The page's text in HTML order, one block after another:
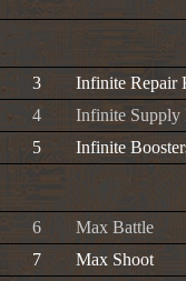
3
Infinite Repair
4
Infinite Supply
5
Infinite
6
Max Battle
7
Max Shoot